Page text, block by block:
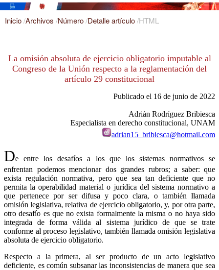
Inicio/Archivos /Número/Detalle artículo/HTML